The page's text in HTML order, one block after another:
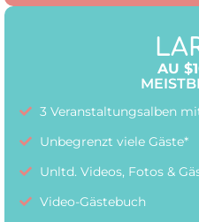
AU
3 Veranstaltungsalben
Unbegrenzt viele Gäste*
Unltd. Videos, Fotos &
Video-Gästebuch